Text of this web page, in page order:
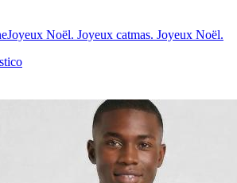
Joyeux Noël. Joyeux catmas. Joyeux Noël.